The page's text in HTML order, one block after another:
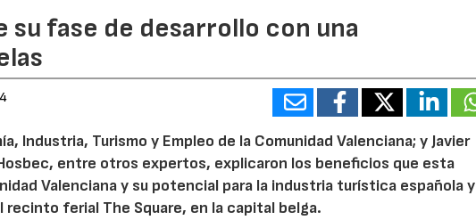
fase de desarrollo con una
Industria, Turismo y Empleo de la Comunidad Valenciana; y Javier
entre otros expertos, explicaron los beneficios que esta
Valenciana y su potencial para la industria turística española y
recinto ferial The Square, en la capital belga.